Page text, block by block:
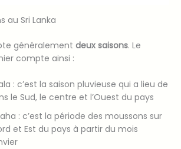
au Sri Lanka
généralement deux saisons. Le
compte ainsi :
: c’est la saison pluvieuse qui a lieu de
le Sud, le centre et l’Ouest du pays
: c’est la période des moussons sur
et Est du pays à partir du mois